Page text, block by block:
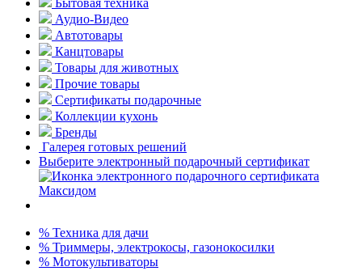
Бытовая техника
Аудио-Видео
Автотовары
Канцтовары
Товары для животных
Прочие товары
Сертификаты подарочные
Коллекции кухонь
Бренды
Галерея готовых решений
Выберите электронный подарочный сертификат
% Техника для дачи
% Триммеры, электрокосы, газонокосилки
% Мотокультиваторы